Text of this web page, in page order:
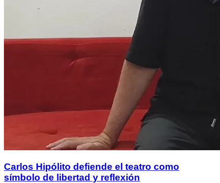
Carlos Hipólito defiende el teatro como
símbolo de libertad y reflexión